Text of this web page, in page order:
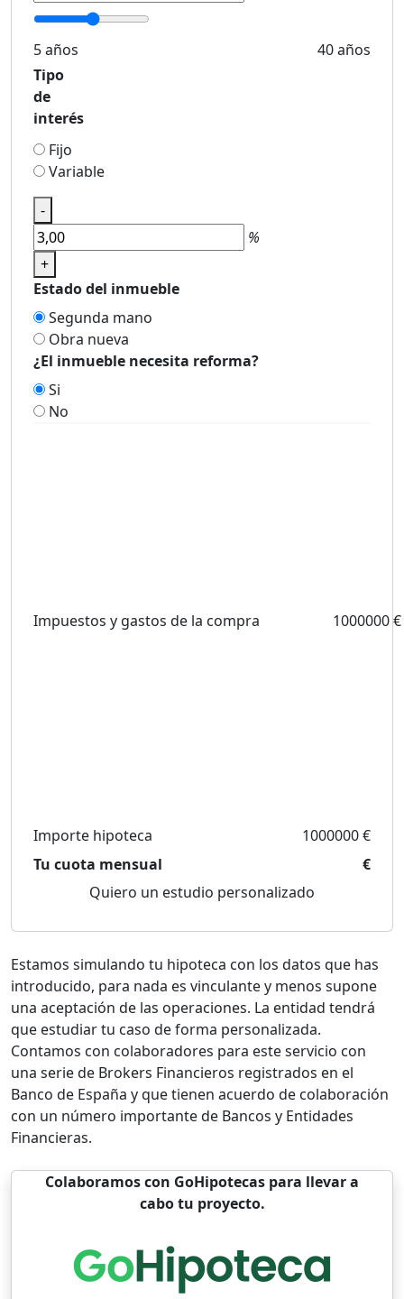
5 años
40 años
Tipo
de
interés
Fijo
Variable
-
%
+
Estado del inmueble
Segunda mano
Obra nueva
¿El inmueble necesita reforma?
Si
No
Impuestos y gastos de la compra 1000000 €
Importe hipoteca
1000000 €
Tu cuota mensual
€
Quiero un estudio personalizado
Estamos simulando tu hipoteca con los datos que has
introducido, para nada es vinculante y menos supone
una aceptación de las operaciones. La entidad tendrá
que estudiar tu caso de forma personalizada.
Contamos con colaboradores para este servicio con
una serie de Brokers Financieros registrados en el
Banco de España y que tienen acuerdo de colaboración
con un número importante de Bancos y Entidades
Financieras.
Colaboramos con GoHipotecas para llevar a
cabo tu proyecto.